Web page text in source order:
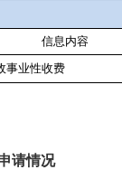
信息内容
事业性收费
请情况